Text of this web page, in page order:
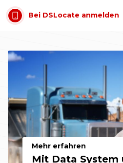
Zum Inhalt springen
Bei DSLocate anmelden
GPS-
Mehr erfahren
Mit Data System